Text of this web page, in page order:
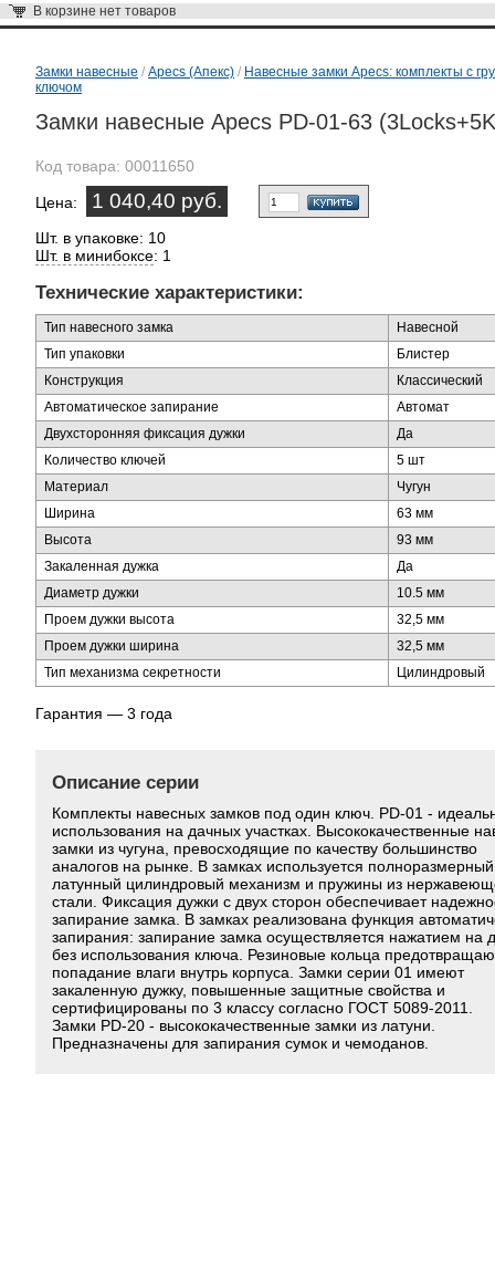
В корзине нет товаров
Замки навесные / Apecs (Апекс) / Навесные замки Apecs: комплекты с
ключом
Замки навесные Apecs PD-01-63
Код товара: 00011650
Цена: 1 040,40 руб.
Шт. в упаковке: 10
Шт. в минибоксе: 1
Технические характеристики:
Тип навесного замка
Навесной
Тип упаковки
Блистер
Конструкция
Классический
Автоматическое запирание
Автомат
Двухсторонняя фиксация дужки
Да
Количество ключей
5 шт
Материал
Чугун
Ширина
63 мм
Высота
93 мм
Закаленная дужка
Да
Диаметр дужки
10.5 мм
Проем дужки высота
32,5 мм
Проем дужки ширина
32,5 мм
Тип механизма секретности
Цилиндровый
Гарантия — 3 года
Описание серии
Комплекты навесных замков под один ключ. PD-01 -
использования на дачных участках. Высококачественные
замки из чугуна, превосходящие по качеству большинство
аналогов на рынке. В замках используется полноразмерный
латунный цилиндровый механизм и пружины из
стали. Фиксация дужки с двух сторон обеспечивает
запирание замка. В замках реализована функция
запирания: запирание замка осуществляется нажатием на
без использования ключа. Резиновые кольца
попадание влаги внутрь корпуса. Замки серии 01 имеют
закаленную дужку, повышенные защитные свойства и
сертифицированы по 3 классу согласно ГОСТ 5089-2011.
Замки PD-20 - высококачественные замки из латуни.
Предназначены для запирания сумок и чемоданов.